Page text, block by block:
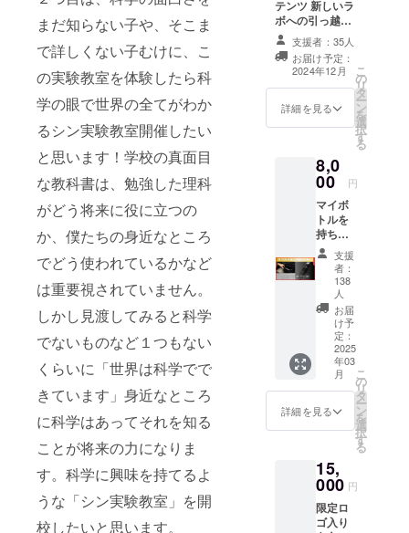
まだ知らない子や、そこま
で詳しくない子むけに、こ
の実験教室を体験したら科
学の眼で世界の全てがわか
るシン実験教室開催したい
と思います！学校の真面目
な教科書は、勉強した理科
がどう将来に役に立つの
か、僕たちの身近なところ
でどう使われているかなど
は重要視されていません。
しかし見渡してみると科学
でないものなど１つもない
くらいに「世界は科学でで
きています」身近なところ
に科学はあってそれを知る
ことが将来の力になりま
す。科学に興味を持てるよ
うな「シン実験教室」を開
校したいと思います。
で割り
振りま
す。
ジーク
レー版
画A3
額縁・
マット
付き 送
詳しく
は動画
で
チェッ
ク！
https://
youtu.b
e/vTLK-
glSG5Q
メール
にてご
連絡い
たしま
す。 ※
お子様
がご参
加の場
合、駅
の場合
保護者1
名、車
にて現
地にい
らっ
しゃる
場合、
保護者2
名まで
付き添
い可能
です。
備考欄
記載事
項：参
加者全
員のお
名前、
日
す。
【注意
事項】
※元素単
体のも
のがほ
です
が、化
場合も
ありま
す。 ※
鉛など
有害な
ものも
ありま
すので
ケース
からは
取り出
さない
よう
に、小
さな子
どもが
いらっ
しゃる
ご家庭
はご注
さい。
※ウラン
などの
放射性
物質は
ジョン
に！黒
地に金
色の刺
繍が
入った
ジャス
なデザ
限定記
念ver.飛
び出る
ペン 科
学好き
には絶
対に刺
さる！
引っ張
ると元
素周期
表が飛
び出る
ペン
を、ク
ラウド
ディン
グ限定
バー
ジョン
にてお
届けし
ます。
をお選
びくだ
セット
内容 ・
ロゴ入
り白衣
・限定
記念ver.
飛び出
表ボー
ルペン
・シリ
アルナ
ンバー
付き
GENKI
LABO
会員証
白衣サ
イズ 男
性 Sサ
イズ
胸囲
112/着
56.5 M
サイ
ズ 肩
幅45/胸
囲116/
テンツ 新しいラ
ボへの引っ越し
記念にオンライ
ンラボツアーを
開催します！（※
日時は後日ご連
絡いたしま
す。） アーカイ
※ZOOMのURLを
別途送付いたし
ます。 ※一人で
安な方は、親御
さん一名まで同
伴で入室可能で
す。
支援者：35人
お届け予定：
2024年12月
詳細を見る
こ
の
リ
タ
ー
ン
を
選
択
す
る
8,0
00 円
マイボ
トルを
持ち歩
こう！
環境に
やさし
い選
択 元
素周期
表マイ
ボト
ル
500ml
私たち
の地球
るプラ
スチッ
物に
よって
支援
者：
138
人
お届
け予
定：
2025
年03
月
詳細を見る
こ
の
リ
タ
ー
ン
を
選
択
す
る
15,
000 円
限定ロ
ゴ入り